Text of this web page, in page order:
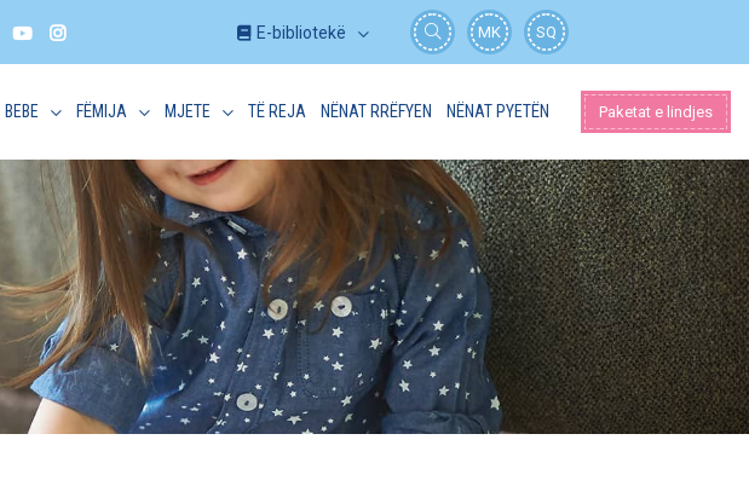
E-bibliotekë MK SQ
BEBE FËMIJA MJETE TË REJA NËNAT RRËFYEN NËNAT PYETËN Paketat e lindjes